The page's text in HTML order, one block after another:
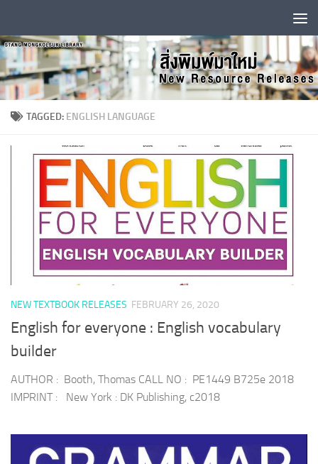
TAGGED: ENGLISH LANGUAGE
NEW TEXTBOOK RELEASES FEBRUARY 26, 2020
English for everyone : English vocabulary
builder
AUTHOR : Booth, Thomas CALL NO : PE1449 B725e 2018
IMPRINT : New York : DK Publishing, c2018